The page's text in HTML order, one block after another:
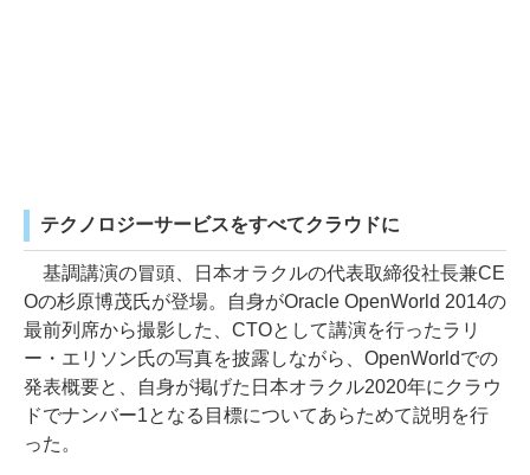
テクノロジーサービスをすべてクラウドに
基調講演の冒頭、日本オラクルの代表取締役社長兼CE
Oの杉原博茂氏が登場。自身がOracle OpenWorld 2014の
最前列席から撮影した、CTOとして講演を行ったラリ
ー・エリソン氏の写真を披露しながら、OpenWorldでの
発表概要と、自身が掲げた日本オラクル2020年にクラウ
ドでナンバー1となる目標についてあらためて説明を行
った。